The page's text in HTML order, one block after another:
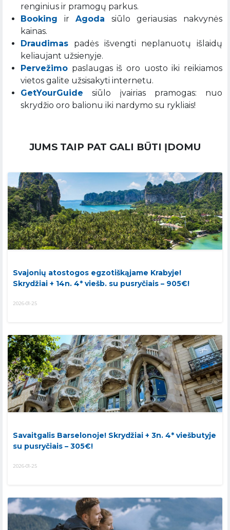
renginius ir pramogų parkus.
Booking irAgoda siūlo geriausias nakvynės
kainas.
Draudimas padės išvengti neplanuotų išlaidų
keliaujant užsienyje.
Pervežimo paslaugas iš oro uosto iki reikiamos
vietos galite užsisakyti internetu.
GetYourGuide siūlo įvairias pramogas: nuo
skrydžio oro balionu iki nardymo su rykliais!
JUMS TAIP PAT GALI BŪTI ĮDOMU
Svajonių atostogos egzotiškąjame Krabyje!
Skrydžiai + 14n. 4* viešb. su pusryčiais – 905€!
2026-01-25
Savaitgalis Barselonoje! Skrydžiai + 3n. 4* viešbutyje
su pusryčiais – 305€!
2026-01-25